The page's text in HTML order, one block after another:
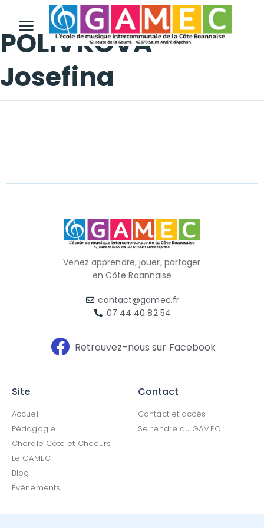
POLIVKOVA
Josefina
Venez apprendre, jouer, partager
en Côte Roannaise
contact@gamec.fr
07 44 40 82 54
Retrouvez-nous sur Facebook
Site
Accueil
Pédagogie
Chorale Côte et Choeurs
Le GAMEC
Blog
Évènements
Contact
Contact et accès
Se rendre au GAMEC